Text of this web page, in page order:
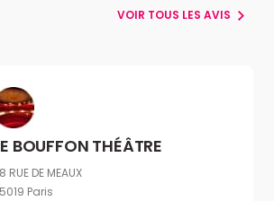
VOIR TOUS LES AVIS
BOUFFON THÉÂTRE
RUE DE MEAUX
Paris